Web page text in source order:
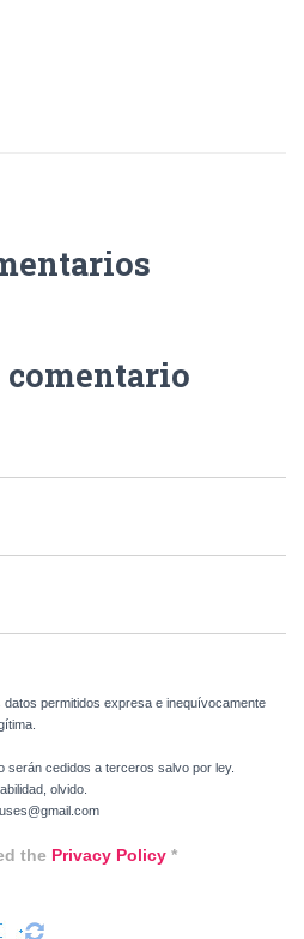
comentario
datos permitidos expresa e inequívocamente
serán cedidos a terceros salvo por ley.
olvido.
the Privacy Policy *